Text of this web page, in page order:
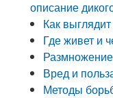
описание
Как
Где живет и
Вред и
Методы